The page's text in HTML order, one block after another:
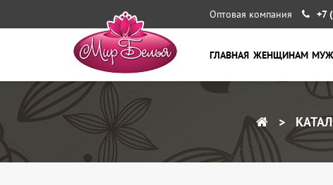
Оптовая компания +7
ГЛАВНАЯ ЖЕНЩИНАМ